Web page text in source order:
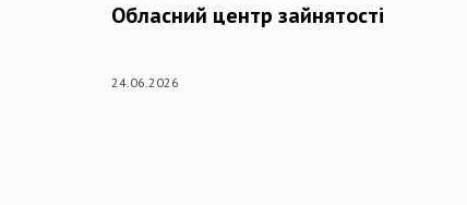
Обласний центр зайнятості
24.06.2026